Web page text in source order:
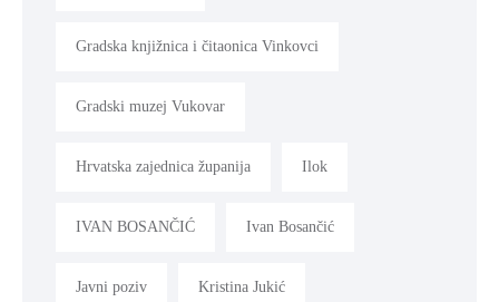
Gradska knjižnica i čitaonica Vinkovci
Gradski muzej Vukovar
Hrvatska zajednica županija Ilok
IVAN BOSANČIĆ Ivan Bosančić
Javni poziv Kristina Jukić